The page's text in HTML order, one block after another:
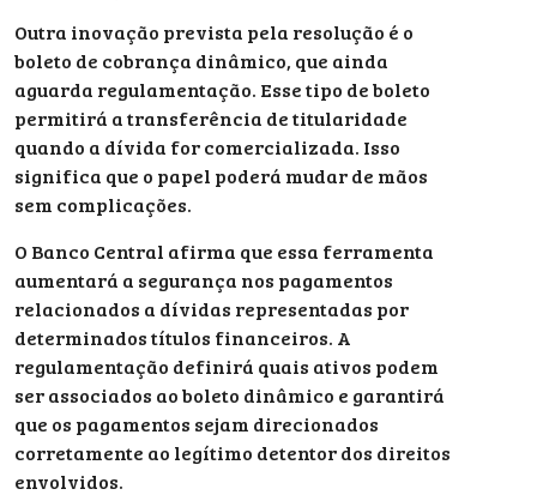
Outra inovação prevista pela resolução é o
boleto de cobrança dinâmico, que ainda
aguarda regulamentação. Esse tipo de boleto
permitirá a transferência de titularidade
quando a dívida for comercializada. Isso
significa que o papel poderá mudar de mãos
sem complicações.
O Banco Central afirma que essa ferramenta
aumentará a segurança nos pagamentos
relacionados a dívidas representadas por
determinados títulos financeiros. A
regulamentação definirá quais ativos podem
ser associados ao boleto dinâmico e garantirá
que os pagamentos sejam direcionados
corretamente ao legítimo detentor dos direitos
envolvidos.